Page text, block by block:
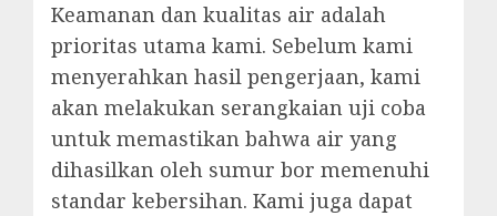
Keamanan dan kualitas air adalah
prioritas utama kami. Sebelum kami
menyerahkan hasil pengerjaan, kami
akan melakukan serangkaian uji coba
untuk memastikan bahwa air yang
dihasilkan oleh sumur bor memenuhi
standar kebersihan. Kami juga dapat